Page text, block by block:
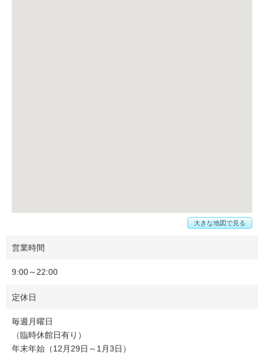
大きな地図で見る
営業時間
9:00～22:00
定休日
毎週月曜日
（臨時休館日有り）
年末年始（12月29日～1月3日）